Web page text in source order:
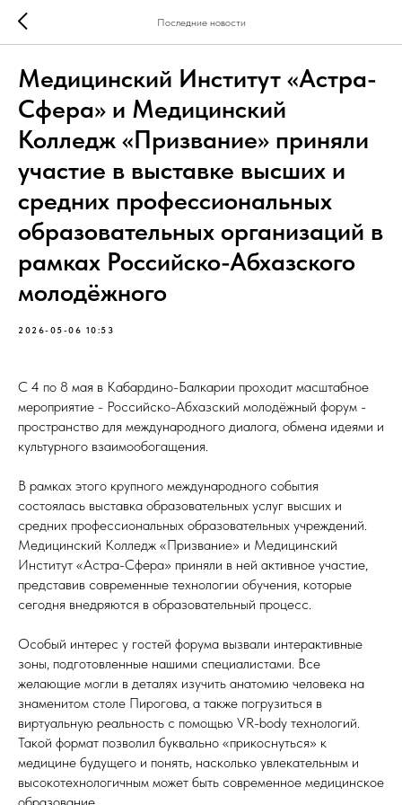
Последние новости
Медицинский Институт «Астра-
Сфера» и Медицинский
Колледж «Призвание» приняли
участие в выставке высших и
средних профессиональных
образовательных организаций в
рамках Российско-Абхазского
молодёжного
2026-05-06 10:53
С 4 по 8 мая в Кабардино-Балкарии проходит масштабное
мероприятие - Российско-Абхазский молодёжный форум -
пространство для международного диалога, обмена идеями и
культурного взаимообогащения.
В рамках этого крупного международного события
состоялась выставка образовательных услуг высших и
средних профессиональных образовательных учреждений.
Медицинский Колледж «Призвание» и Медицинский
Институт «Астра-Сфера» приняли в ней активное участие,
представив современные технологии обучения, которые
сегодня внедряются в образовательный процесс.
Особый интерес у гостей форума вызвали интерактивные
зоны, подготовленные нашими специалистами. Все
желающие могли в деталях изучить анатомию человека на
знаменитом столе Пирогова, а также погрузиться в
виртуальную реальность с помощью VR-body технологий.
Такой формат позволил буквально «прикоснуться» к
медицине будущего и понять, насколько увлекательным и
высокотехнологичным может быть современное медицинское